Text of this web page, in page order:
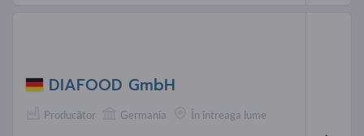
DIAFOOD GmbH
Producător Germania În întreaga lume